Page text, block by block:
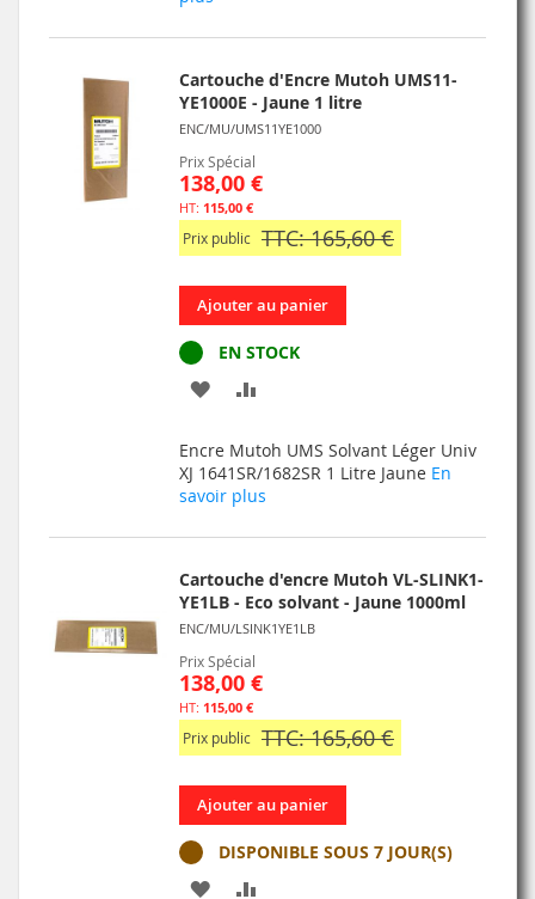
Cartouche d'Encre Mutoh UMS11-
YE1000E - Jaune 1 litre
ENC/MU/UMS11YE1000
Prix Spécial
138,00 €
115,00 €
Prix public TTC: 165,60 €
Ajouter au panier
EN STOCK
AJOUTER
MA
LISTE
COMPARATEUR
Encre Mutoh UMS Solvant Léger Univ
XJ 1641SR/1682SR 1 Litre Jaune En
savoir plus
Cartouche d'encre Mutoh VL-SLINK1-
YE1LB - Eco solvant - Jaune 1000ml
ENC/MU/LSINK1YE1LB
Prix Spécial
138,00 €
115,00 €
Prix public TTC: 165,60 €
Ajouter au panier
DISPONIBLE SOUS 7 JOUR(S)
AJOUTER